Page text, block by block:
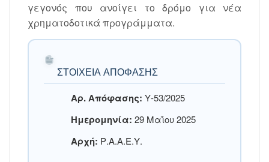
γεγονός που ανοίγει το δρόμο για νέα
χρηματοδοτικά προγράμματα.
ΣΤΟΙΧΕΊΑ ΑΠΌΦΑΣΗΣ
Αρ. Απόφασης: Υ-53/2025
Ημερομηνία: 29 Μαΐου 2025
Αρχή: Ρ.Α.Α.Ε.Υ.